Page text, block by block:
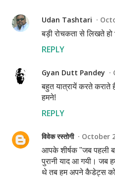
Udan Tashtari
बड़ी रोचकता से लिखते हो
REPLY
Gyan Dutt Pandey
बहुत यात्रायें करते कराते
हमने!
REPLY
विवेक रस्तोगी October
आपके शीर्षक "जब पहली
पुरानी याद आ गयी। जब
थे तब हम अपने कैडेट्स